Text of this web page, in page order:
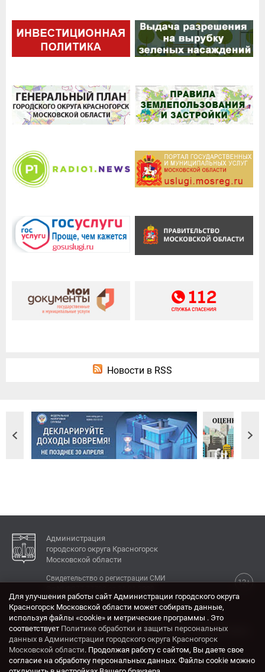
Новости в RSS
Администрация
городского округа Красногорск
Московской области
12+
Свидетельство о регистрации СМИ
КОНТАКТЫ
Адрес: 143404, Московская область, г. Красногорск,
ул. Ленина, дом 4.
Электронная почта:
krasrn@mosreg.ru
Для улучшения работы сайт Администрации городского округа
Красногорск Московской области может собирать данные,
используя файлы «cookie» и метрические программы . Это
соответствует Политике обработки и защиты персональных
данных в Администрации городского округа Красногорск
Московской области. Продолжая работу с сайтом, Вы даете свое
согласие на обработку персональных данных. Файлы cookie можно